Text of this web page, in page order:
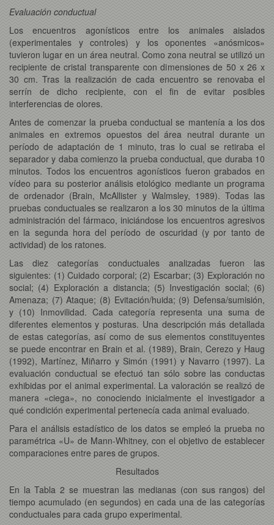
Evaluación conductual
Los encuentros agonísticos entre los animales aislados
(experimentales y controles) y los oponentes
«anósmicos»
tuvieron lugar en un área neutral. Como zona neutral se utilizó un
recipiente de cristal transparente con dimensiones de 50 x 26 x
30 cm. Tras la realización de cada encuentro se renovaba el
serrín de dicho recipiente, con el fin de evitar posibles
interferencias de olores.
Antes de comenzar la prueba conductual se mantenía a los dos
animales en extremos opuestos del área neutral durante un
período de adaptación de 1 minuto, tras lo cual se retiraba el
separador y daba comienzo la prueba conductual, que duraba 10
minutos. Todos los encuentros agonísticos fueron grabados en
vídeo para su posterior análisis etológico mediante un programa
de ordenador (Brain, McAllister y Walmsley, 1989). Todas las
pruebas conductuales se realizaron a los 30 minutos de la última
administración del fármaco, iniciándose los encuentros agresivos
en la segunda hora del período de oscuridad (y por tanto de
actividad) de los ratones.
Las diez categorías conductuales analizadas fueron las
siguientes: (1) Cuidado corporal; (2) Escarbar; (3) Exploración no
social; (4) Exploración a distancia; (5) Investigación social; (6)
Amenaza; (7) Ataque; (8) Evitación/huida; (9) Defensa/sumisión,
y (10) Inmovilidad. Cada categoría representa una suma de
diferentes elementos y posturas. Una descripción más detallada
de estas categorías, así como de sus elementos constituyentes
se puede encontrar en Brain et al. (1989), Brain, Cerezo y Haug
(1992), Martínez, Miñarro y Simón (1991) y Navarro (1997). La
evaluación conductual se efectuó tan sólo sobre las conductas
exhibidas por el animal experimental. La valoración se realizó de
manera «ciega», no conociendo inicialmente el investigador a
qué condición experimental pertenecía cada animal evaluado.
Para el análisis estadístico de los datos se empleó la prueba no
paramétrica «U» de Mann-Whitney, con el objetivo de establecer
comparaciones entre pares de grupos.
Resultados
En la Tabla 2 se muestran las medianas (con sus rangos) del
tiempo acumulado (en segundos) en cada una de las categorías
conductuales para cada grupo experimental.